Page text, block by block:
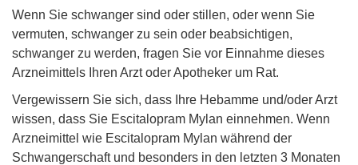
Wenn Sie schwanger sind oder stillen, oder wenn Sie
vermuten, schwanger zu sein oder beabsichtigen,
schwanger zu werden, fragen Sie vor Einnahme dieses
Arzneimittels Ihren Arzt oder Apotheker um Rat.
Vergewissern Sie sich, dass Ihre Hebamme und/oder Arzt
wissen, dass Sie Escitalopram Mylan einnehmen. Wenn
Arzneimittel wie Escitalopram Mylan während der
Schwangerschaft und besonders in den letzten 3 Monaten